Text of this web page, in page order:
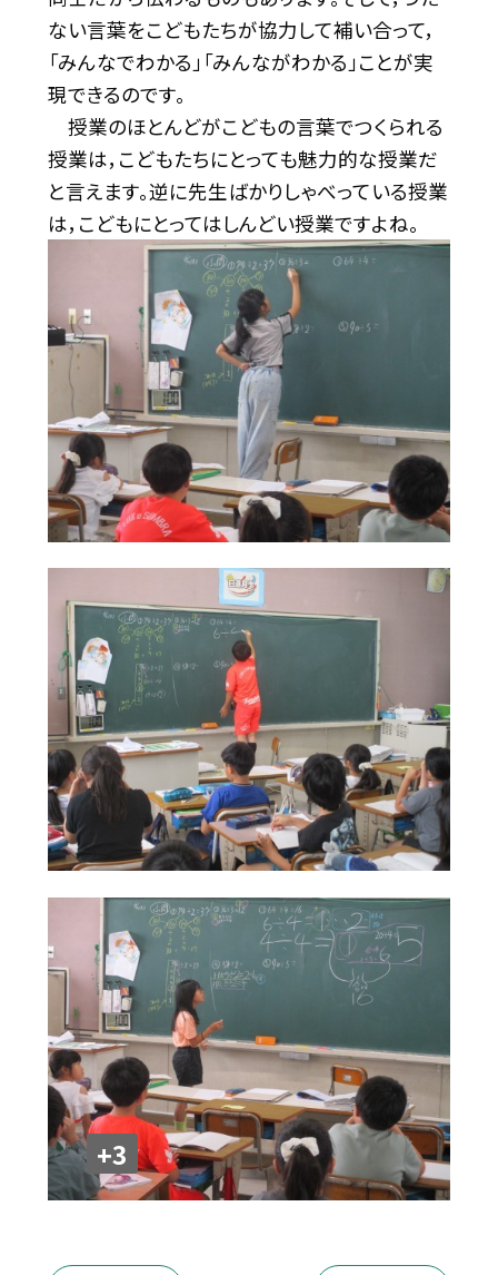
ない言葉をこどもたちが協力して補い合って，
「みんなでわかる」「みんながわかる」ことが実
現できるのです。
授業のほとんどがこどもの言葉でつくられる
授業は，こどもたちにとっても魅力的な授業だ
と言えます。逆に先生ばかりしゃべっている授業
は，こどもにとってはしんどい授業ですよね。
+3